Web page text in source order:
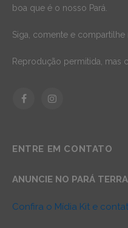
boa que é o nosso Pará.
Siga, comente e
Reprodução permitida, mas
FacebookInstagram
ENTRE EM CONTATO
ANUNCIE NO PARÁ
Confira o Mídia Kit e